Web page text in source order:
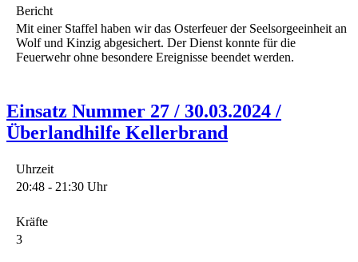
Bericht
Mit einer Staffel haben wir das Osterfeuer der Seelsorgeeinheit an
Wolf und Kinzig abgesichert. Der Dienst konnte für die
Feuerwehr ohne besondere Ereignisse beendet werden.
Einsatz Nummer 27 / 30.03.2024 /
Überlandhilfe Kellerbrand
Uhrzeit
20:48 - 21:30 Uhr
Kräfte
3